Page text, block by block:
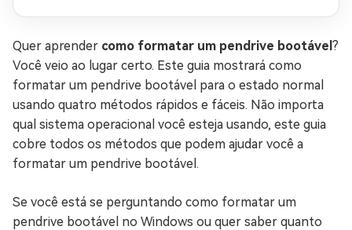
Quer aprender como formatar um pendrive bootável ?
Você veio ao lugar certo. Este guia mostrará como
formatar um pendrive bootável para o estado normal
usando quatro métodos rápidos e fáceis. Não importa
qual sistema operacional você esteja usando, este guia
cobre todos os métodos que podem ajudar você a
formatar um pendrive bootável.
Se você está se perguntando como formatar um
pendrive bootável no Windows ou quer saber quanto